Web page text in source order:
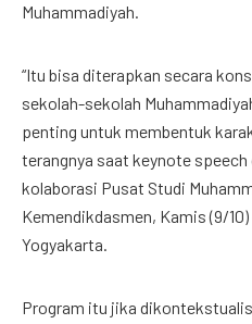
Muhammadiyah.
“Itu bisa diterapkan secara
sekolah-sekolah
penting untuk membentuk
terangnya saat keynote speech
kolaborasi Pusat Studi
Kemendikdasmen, Kamis (9/
Yogyakarta.
Program itu jika